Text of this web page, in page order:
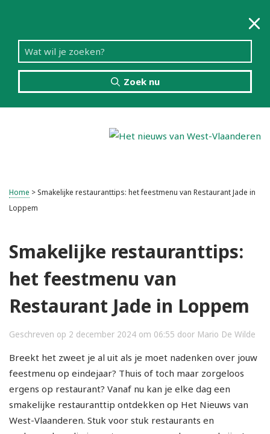
Zoek nu
Home > Smakelijke restauranttips: het feestmenu van Restaurant Jade in
Loppem
Smakelijke restauranttips:
het feestmenu van
Restaurant Jade in Loppem
Geschreven op 2 december 2024 om 06:55 door Mario De Wilde
Breekt het zweet je al uit als je moet nadenken over jouw
feestmenu op eindejaar? Thuis of toch maar zorgeloos
ergens op restaurant? Vanaf nu kan je elke dag een
smakelijke restauranttip ontdekken op Het Nieuws van
West-Vlaanderen. Stuk voor stuk restaurants en